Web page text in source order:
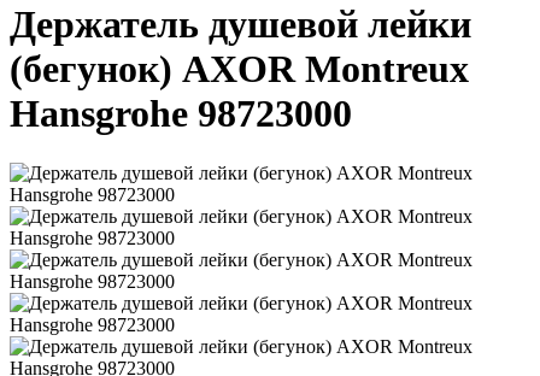
Держатель душевой лейки
(бегунок) AXOR Montreux
Hansgrohe 98723000